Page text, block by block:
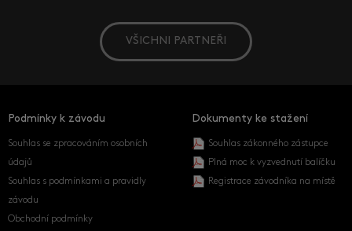
VŠICHNI PARTNEŘI
Podmínky k závodu
Souhlas se zpracováním osobních
údajů
Souhlas s podmínkami a pravidly
závodu
Obchodní podmínky
Dokumenty ke stažení
Souhlas zákonného zástupce
Plná moc k vyzvednutí balíčku
Registrace závodníka na místě